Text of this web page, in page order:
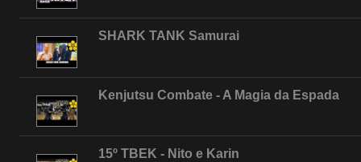
SHARK TANK Samurai
Kenjutsu Combate - A Magia da Espada
15º TBEK - Nito e Karin